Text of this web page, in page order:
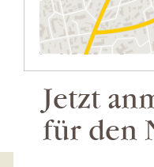
Jetzt
für den